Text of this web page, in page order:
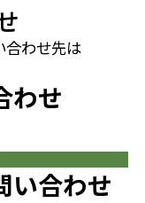
合わせ先は
わせ
い合わせ